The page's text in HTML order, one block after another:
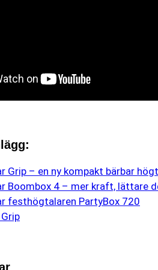
Grip – en ny kompakt bärbar
Boombox 4 – mer kraft, lättare
festhögtalaren PartyBox 720